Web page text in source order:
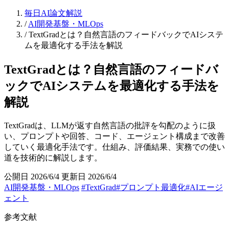
毎日AI論文解説
/ AI開発基盤・MLOps
/ TextGradとは？自然言語のフィードバックでAIシステ
ムを最適化する手法を解説
TextGradとは？自然言語のフィードバ
ックでAIシステムを最適化する手法を
解説
TextGradは、LLMが返す自然言語の批評を勾配のように扱
い、プロンプトや回答、コード、エージェント構成まで改善
していく最適化手法です。仕組み、評価結果、実務での使い
道を技術的に解説します。
公開日 2026/6/4 更新日 2026/6/4
AI開発基盤・MLOps #TextGrad#プロンプト最適化#AIエージ
ェント
参考文献